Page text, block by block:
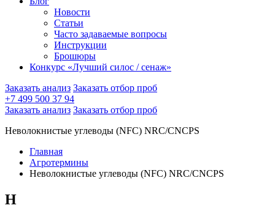
Новости
Статьи
Часто задаваемые вопросы
Инструкции
Брошюры
Конкурс «Лучший силос / сенаж»
Заказать анализ Заказать отбор проб
+7 499 500 37 94
Заказать анализ Заказать отбор проб
Неволокнистые углеводы (NFC) NRC/CNCPS
Главная
Агротермины
Неволокнистые углеводы (NFC) NRC/CNCPS
Н